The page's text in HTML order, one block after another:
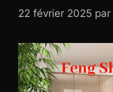
22 février 2025 par